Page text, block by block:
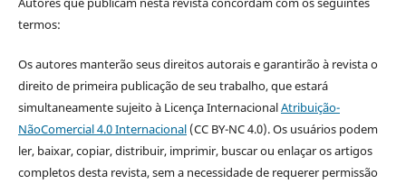
termos:
Os autores manterão seus direitos autorais e garantirão à revista o
direito de primeira publicação de seu trabalho, que estará
simultaneamente sujeito à Licença InternacionalAtribuição-
NãoComercial 4.0 Internacional(CC BY-NC 4.0). Os usuários podem
ler, baixar, copiar, distribuir, imprimir, buscar ou enlaçar os artigos
completos desta revista, sem a necessidade de requerer permissão